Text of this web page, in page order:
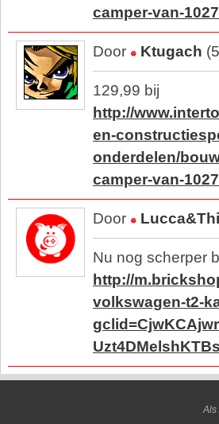
camper-van-
Door Ktugach
129,99 bij
http://
en-
onderdelen/
camper-van-
Door
Nu nog scherper
http://
volkswagen-t2-
Als